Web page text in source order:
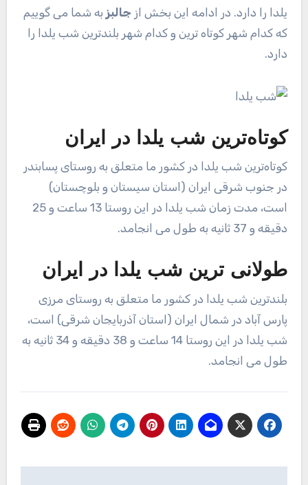
یلدا را دارد. در ادامه این بخش از جالبز به شما می گوییم
که کدام شهر کوتاه ترین و کدام شهر بلندترین شب یلدا را
دارد.
کوتاه‌ترین شب یلدا در ایران
کوتاه‌ترین شب یلدا در کشور ما متعلق به روستای پسابندر
در جنوب شرقی ایران (استان سیستان و بلوچستان)
است، مدت زمان شب یلدا در این روستا 13 ساعت و 25
دقیقه و 37 ثانیه به طول می انجامد.
طولانی ‌ترین شب یلدا در ایران
بلند‌ترین شب یلدا در کشور ما متعلق به روستای مرزی
پارس آباد در شمال ایران (استان آذربایجان شرقی) است،
شب یلدا در این روستا 14 ساعت و 38 دقیقه و 34 ثانیه به
طول می انجامد.